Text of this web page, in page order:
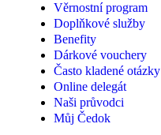
Věrnostní program
Doplňkové služby
Benefity
Dárkové vouchery
Často kladené otázky
Online delegát
Naši průvodci
Můj Čedok